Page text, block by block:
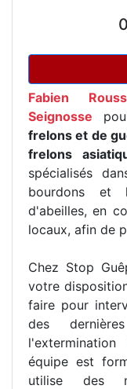
Fabien
Seignosse
frelons et de
frelons
spécialisés
bourdons et
d'abeilles, en
locaux, afin de
Chez Stop
votre
faire pour
des
équipe est
utilise des